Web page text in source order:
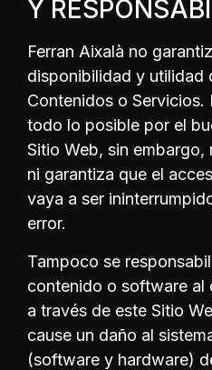
Y
Ferran Aixalà no
disponibilidad y utilidad
Contenidos o Servicios.
todo lo posible por el
Sitio Web, sin embargo,
ni garantiza que el
vaya a ser
error.
Tampoco se
contenido o software al
a través de este Sitio
cause un daño al
(software y hardware)